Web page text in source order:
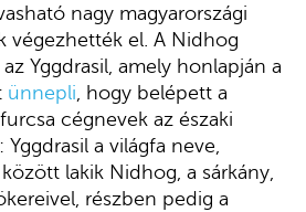
nagy magyarországi
végezhették el. A Nidhog
Yggdrasil, amely honlapján a
ünnepli , hogy belépett a
cégnevek az északi
a világfa neve,
lakik Nidhog, a sárkány,
részben pedig a